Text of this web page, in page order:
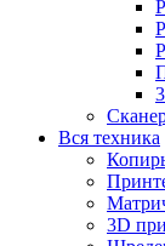
Вся техника
3D